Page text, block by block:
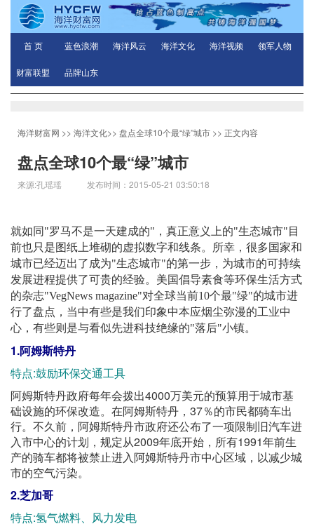
首 页 蓝色浪潮 海洋风云 海洋文化 海洋视频 领军人物
财富联盟 品牌山东
海洋财富网 >> 海洋文化>> 盘点全球10个最“绿”城市 >> 正文内容
盘点全球10个最“绿”城市
来源:孔瑶瑶 发布时间：2015-05-21 03:50:18
就如同"罗马不是一天建成的"，真正意义上的"生态城市"目
前也只是图纸上堆砌的虚拟数字和线条。所幸，很多国家和
城市已经迈出了成为"生态城市"的第一步，为城市的可持续
发展进程提供了可贵的经验。美国倡导素食等环保生活方式
的杂志"VegNews magazine"对全球当前10个最"绿"的城市进
行了盘点，当中有些是我们印象中本应烟尘弥漫的工业中
心，有些则是与看似先进科技绝缘的"落后"小镇。
1.阿姆斯特丹
特点:鼓励环保交通工具
阿姆斯特丹政府每年会拨出4000万美元的预算用于城市基
础设施的环保改造。在阿姆斯特丹，37％的市民都骑车出
行。不久前，阿姆斯特丹市政府还公布了一项限制旧汽车进
入市中心的计划，规定从2009年底开始，所有1991年前生
产的骑车都将被禁止进入阿姆斯特丹市中心区域，以减少城
市的空气污染。
2.芝加哥
特点:氢气燃料、风力发电